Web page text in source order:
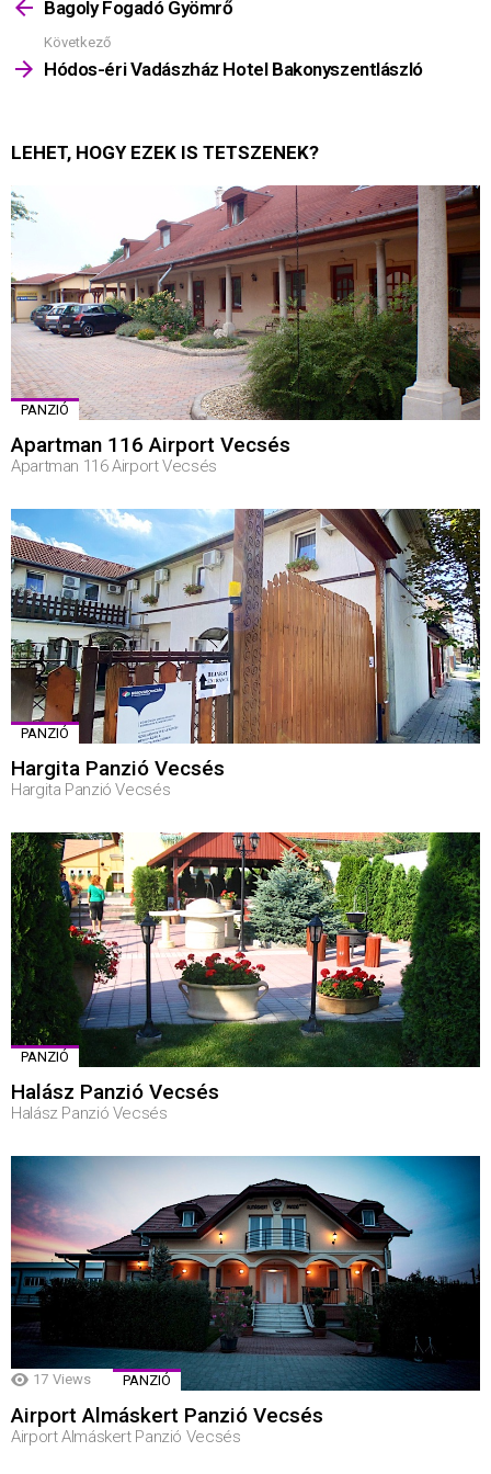
többetBagoly Fogadó Gyömrő
Következő
Hódos-éri Vadászház Hotel Bakonyszentlászló
LEHET, HOGY EZEK IS TETSZENEK?
PANZIÓ
Apartman 116 Airport Vecsés
Apartman 116 Airport Vecsés
PANZIÓ
Hargita Panzió Vecsés
Hargita Panzió Vecsés
PANZIÓ
Halász Panzió Vecsés
Halász Panzió Vecsés
17 Views PANZIÓ
Airport Almáskert Panzió Vecsés
Airport Almáskert Panzió Vecsés